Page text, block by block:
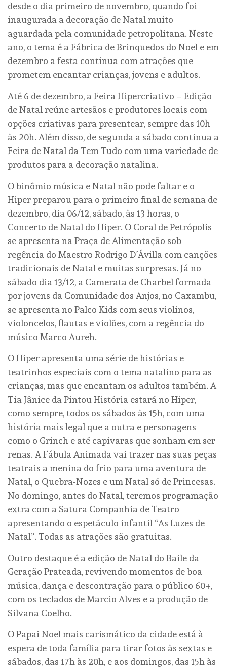
desde o dia primeiro de novembro, quando foi
inaugurada a decoração de Natal muito
aguardada pela comunidade petropolitana. Neste
ano, o tema é a Fábrica de Brinquedos do Noel e em
dezembro a festa continua com atrações que
prometem encantar crianças, jovens e adultos.
Até 6 de dezembro, a Feira Hipercriativo – Edição
de Natal reúne artesãos e produtores locais com
opções criativas para presentear, sempre das 10h
às 20h. Além disso, de segunda a sábado continua a
Feira de Natal da Tem Tudo com uma variedade de
produtos para a decoração natalina.
O binômio música e Natal não pode faltar e o
Hiper preparou para o primeiro final de semana de
dezembro, dia 06/12, sábado, às 13 horas, o
Concerto de Natal do Hiper. O Coral de Petrópolis
se apresenta na Praça de Alimentação sob
regência do Maestro Rodrigo D´Ávilla com canções
tradicionais de Natal e muitas surpresas. Já no
sábado dia 13/12, a Camerata de Charbel formada
por jovens da Comunidade dos Anjos, no Caxambu,
se apresenta no Palco Kids com seus violinos,
violoncelos, flautas e violões, com a regência do
músico Marco Aureh.
O Hiper apresenta uma série de histórias e
teatrinhos especiais com o tema natalino para as
crianças, mas que encantam os adultos também. A
Tia Jânice da Pintou História estará no Hiper,
como sempre, todos os sábados às 15h, com uma
história mais legal que a outra e personagens
como o Grinch e até capivaras que sonham em ser
renas. A Fábula Animada vai trazer nas suas peças
teatrais a menina do frio para uma aventura de
Natal, o Quebra-Nozes e um Natal só de Princesas.
No domingo, antes do Natal, teremos programação
extra com a Satura Companhia de Teatro
apresentando o espetáculo infantil “As Luzes de
Natal”. Todas as atrações são gratuitas.
Outro destaque é a edição de Natal do Baile da
Geração Prateada, revivendo momentos de boa
música, dança e descontração para o público 60+,
com os teclados de Marcio Alves e a produção de
Silvana Coelho.
O Papai Noel mais carismático da cidade está à
espera de toda família para tirar fotos às sextas e
sábados, das 17h às 20h, e aos domingos, das 15h às